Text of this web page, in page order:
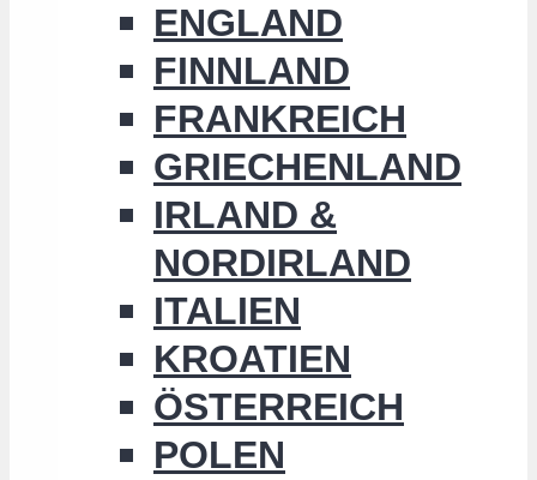
ENGLAND
FINNLAND
FRANKREICH
GRIECHENLAND
IRLAND &
NORDIRLAND
ITALIEN
KROATIEN
ÖSTERREICH
POLEN